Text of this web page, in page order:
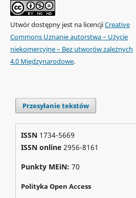
Utwór dostępny jest na licencjiCreative
Commons Uznanie autorstwa – Użycie
niekomercyjne – Bez utworów zależnych
4.0 Międzynarodowe.
Przesyłanie tekstów
ISSN 1734-5669
ISSN online2956-8161
Punkty MEiN: 70
Polityka Open Access